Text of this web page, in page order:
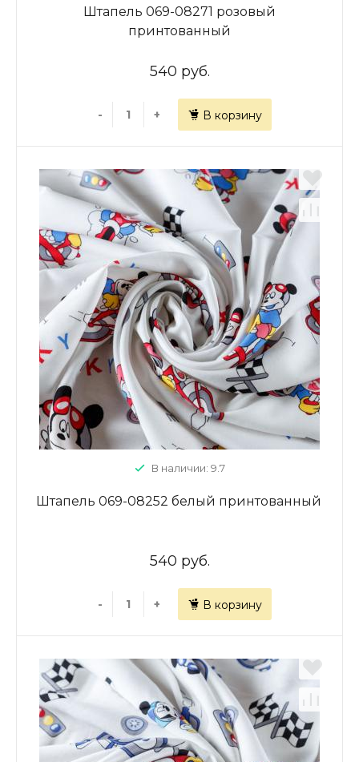
Штапель 069-08271 розовый
принтованный
540 руб.
- + В корзину
В наличии: 9.7
Штапель 069-08252 белый принтованный
540 руб.
- + В корзину